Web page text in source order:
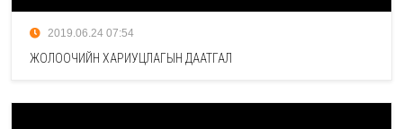
2019.06.24 07:54
ЖОЛООЧИЙН ХАРИУЦЛАГЫН ДААТГАЛ